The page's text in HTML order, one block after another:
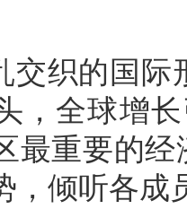
交织的国际
，全球增
最重要的
，倾听各成